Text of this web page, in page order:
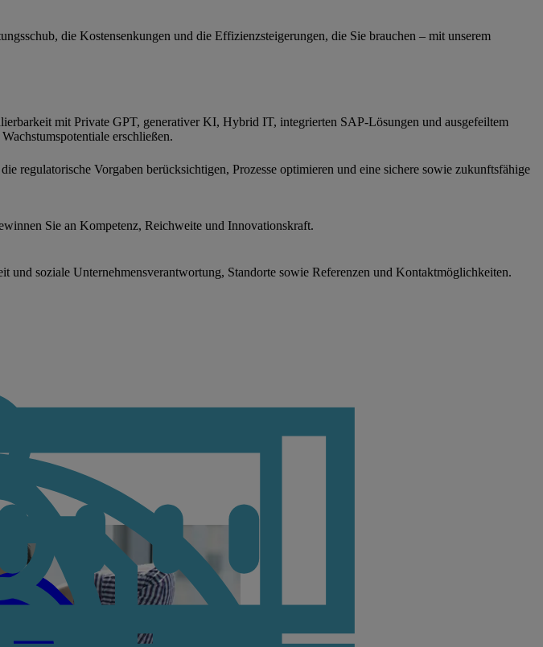
die Kostensenkungen und die Effizienzsteigerungen, die Sie brauchen – mit unserem
mit Private GPT, generativer KI, Hybrid IT, integrierten SAP-Lösungen und ausgefeiltem
erschließen.
regulatorische Vorgaben berücksichtigen, Prozesse optimieren und eine sichere sowie zukunftsfähige
Sie an Kompetenz, Reichweite und Innovationskraft.
soziale Unternehmensverantwortung, Standorte sowie Referenzen und Kontaktmöglichkeiten.